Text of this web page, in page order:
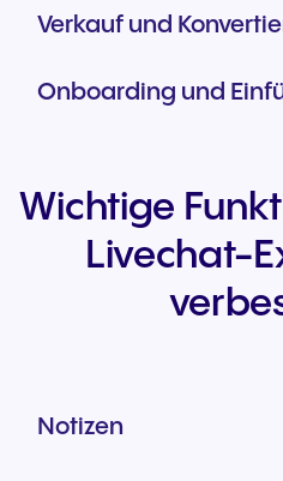
Verkauf und
Onboarding und
Wichtige
Livechat-
Notizen